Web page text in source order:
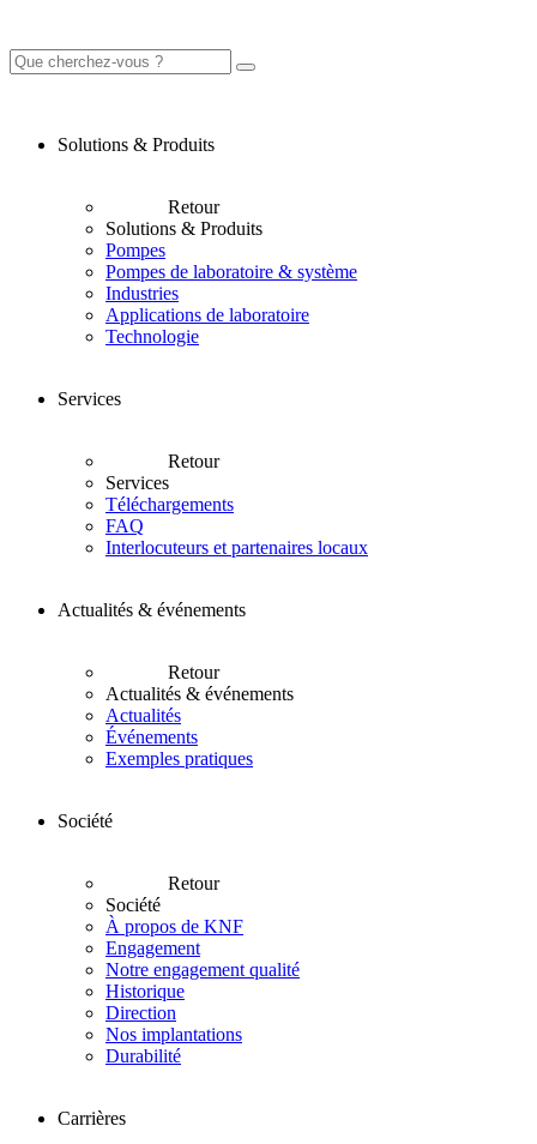
Solutions & Produits
Retour
Solutions & Produits
Pompes
Pompes de laboratoire & système
Industries
Applications de laboratoire
Technologie
Services
Retour
Services
Téléchargements
FAQ
Interlocuteurs et partenaires locaux
Actualités & événements
Retour
Actualités & événements
Actualités
Événements
Exemples pratiques
Société
Retour
Société
À propos de KNF
Engagement
Notre engagement qualité
Historique
Direction
Nos implantations
Durabilité
Carrières